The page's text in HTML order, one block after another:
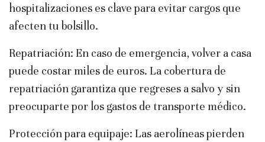
hospitalizaciones es clave para evitar cargos que
afecten tu bolsillo.
Repatriación: En caso de emergencia, volver a casa
puede costar miles de euros. La cobertura de
repatriación garantiza que regreses a salvo y sin
preocuparte por los gastos de transporte médico.
Protección para equipaje: Las aerolíneas pierden